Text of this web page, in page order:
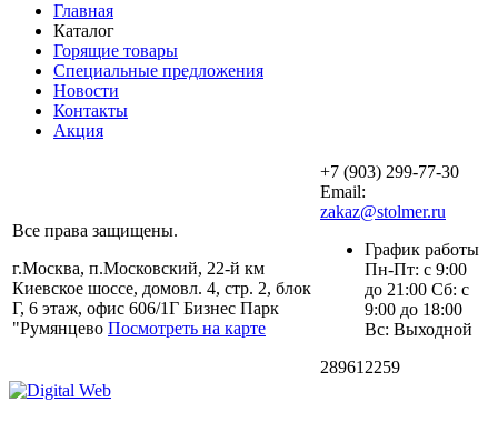
Главная
Каталог
Горящие товары
Специальные предложения
Новости
Контакты
Акция
Все права защищены.
г.Москва, п.Московский, 22-й км
Киевское шоссе, домовл. 4, стр. 2, блок
Г, 6 этаж, офис 606/1Г Бизнес Парк
"Румянцево Посмотреть на карте
+7 (903) 299-77-30
Email:
zakaz@stolmer.ru
График работы
Пн-Пт: с 9:00
до 21:00 Сб: с
9:00 до 18:00
Вс: Выходной
289612259